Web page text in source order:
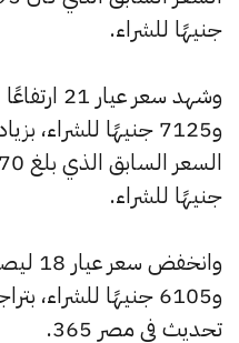
جنيهًا للشراء.
جنيهًا للشراء.
تحديث في مصر 365.